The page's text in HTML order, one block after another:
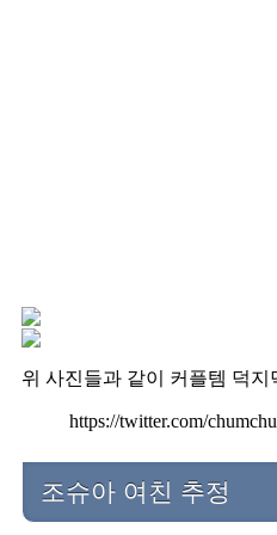
위 사진들과 같이 커플템 덕
https://twitter.com/
조슈아 여친 추정